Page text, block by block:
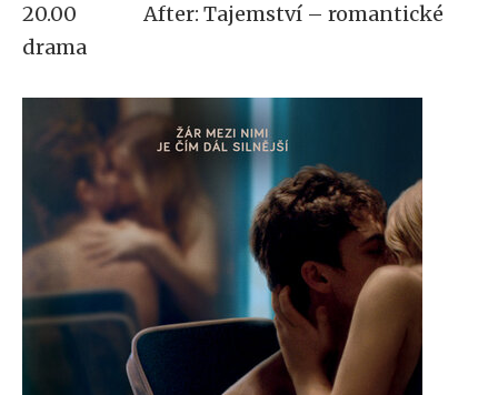
20.00 After: Tajemství – romantické
drama